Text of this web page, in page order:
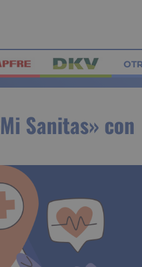
Sanitas» con